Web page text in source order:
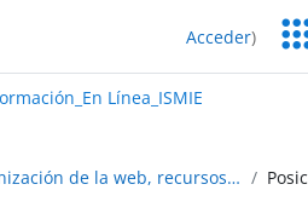
Línea_ISMIE Acceder)
de EducaMadrid:Línea_ISMIE
TEMA 3: Organización de la web, recursos colaborativos, navegación y usabilidad